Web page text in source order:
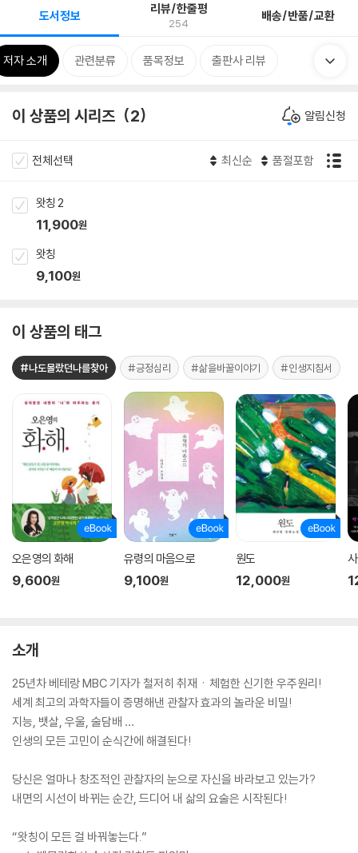
도서정보 리뷰/한줄평
254 배송/반품/교환
저자 소개 관련분류 품목정보 출판사 리뷰
이 상품의 시리즈 2 알림신청
전체선택 최신순 품절포함
왓칭 2
11,900원
왓칭
9,100원
이 상품의 태그
#나도몰랐던나를찾아 #긍정심리 #삶을바꿀이야기 #인생지침서
오은영의 화해
9,600원
유령의 마음으로
9,100원
원도
12,000원
소개
25년차 베테랑 MBC 기자가 철저히 취재ㆍ체험한 신기한 우주원리!
세계 최고의 과학자들이 증명해낸 관찰자 효과의 놀라운 비밀!
지능, 뱃살, 우울, 술담배 …
인생의 모든 고민이 순식간에 해결된다!
당신은 얼마나 창조적인 관찰자의 눈으로 자신을 바라보고 있는가?
내면의 시선이 바뀌는 순간, 드디어 내 삶의 요술은 시작된다!
“왓칭이 모든 걸 바꿔놓는다.”